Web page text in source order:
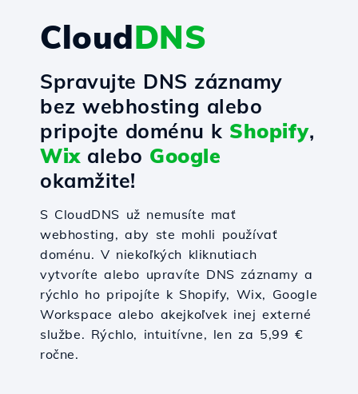
CloudDNS
Spravujte DNS záznamy
bez webhosting alebo
pripojte doménu k Shopify,
Wixalebo Google
okamžite!
S CloudDNS už nemusíte mať
webhosting, aby ste mohli používať
doménu. V niekoľkých kliknutiach
vytvoríte alebo upravíte DNS záznamy a
rýchlo ho pripojíte k Shopify, Wix, Google
Workspace alebo akejkoľvek inej externé
službe. Rýchlo, intuitívne, len za 5,99 €
ročne.